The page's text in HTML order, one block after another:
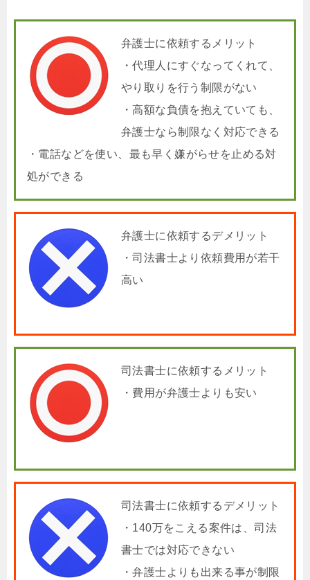
弁護士に依頼するメリット
・代理人にすぐなってくれて、
やり取りを行う制限がない
・高額な負債を抱えていても、
弁護士なら制限なく対応できる
・電話などを使い、最も早く嫌がらせを止める対
処ができる
弁護士に依頼するデメリット
・司法書士より依頼費用が若干
高い
司法書士に依頼するメリット
・費用が弁護士よりも安い
司法書士に依頼するデメリット
・140万をこえる案件は、司法
書士では対応できない
・弁護士よりも出来る事が制限